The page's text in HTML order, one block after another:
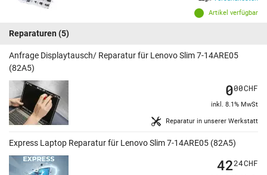
Artikel verfügbar
Reparaturen (5)
Anfrage Displaytausch/ Reparatur für Lenovo Slim 7-14ARE05
(82A5)
Reparatur in unserer Werkstatt
000CHF
inkl. 8.1% MwSt
Express Laptop Reparatur für Lenovo Slim 7-14ARE05 (82A5)
4224CHF